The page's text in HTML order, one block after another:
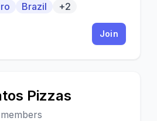
Brazil +2
Join
Pizzas
members